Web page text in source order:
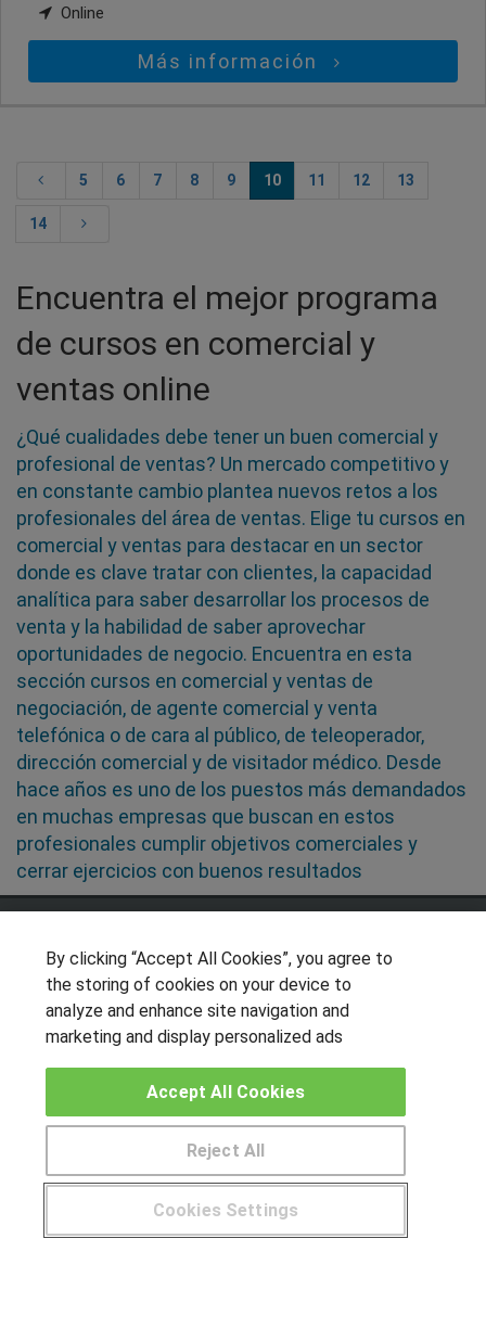
Online
Más información
5 6 7 8 9 10 11 12 13
14
Encuentra el mejor programa
de cursos en comercial y
ventas online
¿Qué cualidades debe tener un buen comercial y
profesional de ventas? Un mercado competitivo y
en constante cambio plantea nuevos retos a los
profesionales del área de ventas. Elige tu cursos en
comercial y ventas para destacar en un sector
donde es clave tratar con clientes, la capacidad
analítica para saber desarrollar los procesos de
venta y la habilidad de saber aprovechar
oportunidades de negocio. Encuentra en esta
sección cursos en comercial y ventas de
negociación, de agente comercial y venta
telefónica o de cara al público, de teleoperador,
dirección comercial y de visitador médico. Desde
hace años es uno de los puestos más demandados
en muchas empresas que buscan en estos
profesionales cumplir objetivos comerciales y
cerrar ejercicios con buenos resultados
OTROS GRUPOS DE INTERES
Muro de los idiomas
Hablemos de empleo
CENTROS DE FORMACIÓN
Publicar cursos ¿Tienes alguna duda? 900 264 357
By clicking “Accept All Cookies”, you agree to
the storing of cookies on your device to
analyze and enhance site navigation and
marketing and display personalized ads
Cookies Settings
Reject All
Accept All Cookies